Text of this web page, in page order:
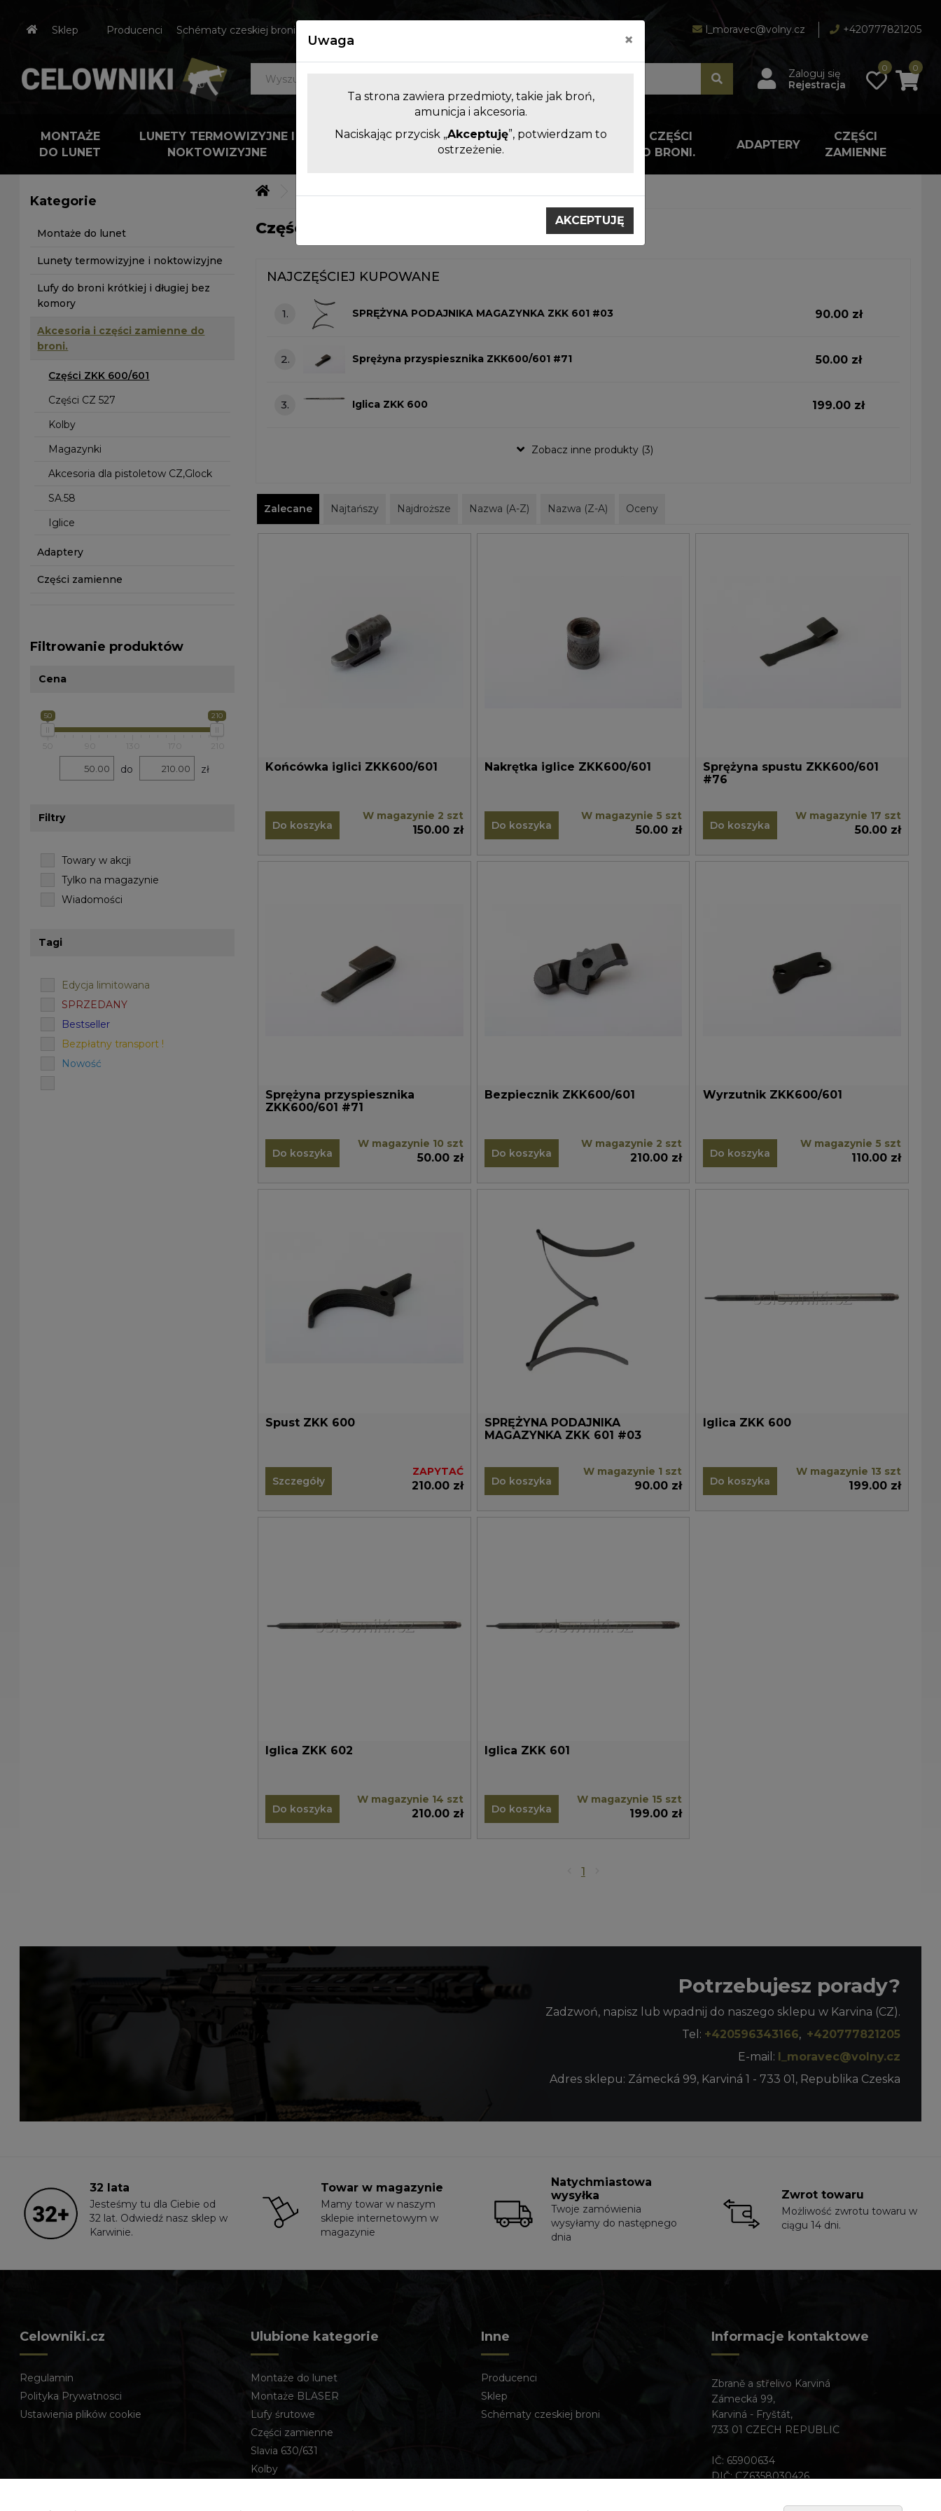
Sklep Producenci Schématy czeskiej broni l_moravec@volny.cz +420777821205
Zaloguj się
Rejestracja
0 0
MONTAŻE
DO LUNET
LUNETY TERMOWIZYJNE I
NOKTOWIZYJNE
LUFY DO BRONI KRÓTKIEJ I
DŁUGIEJ BEZ KOMORY
AKCESORIA I CZĘŚCI
ZAMIENNE DO BRONI.
ADAPTERY
CZĘŚCI
ZAMIENNE
Kategorie
Montaże do lunet
Lunety termowizyjne i noktowizyjne
Lufy do broni krótkiej i długiej bez
komory
Akcesoria i części zamienne do
broni.
Części ZKK 600/601
Części CZ 527
Kolby
Magazynki
Akcesoria dla pistoletow CZ,Glock
SA.58
Iglice
Adaptery
Części zamienne
Filtrowanie produktów
Cena
50 210
50 130 170 210
do zł
Filtry
Towary w akcji
Tylko na magazynie
Wiadomości
Tagi
Edycja limitowana
SPRZEDANY
Bestseller
Bezpłatny transport !
Nowość
Części ZKK 600/601
NAJCZĘŚCIEJ KUPOWANE
1. SPRĘŻYNA PODAJNIKA MAGAZYNKA ZKK 601 #03 90.00 zł
2. Sprężyna przyspiesznika ZKK600/601 #71 50.00 zł
3. Iglica ZKK 600 199.00 zł
Zobacz inne produkty (3)
Zalecane Najtańszy Najdroższe Nazwa (A-Z) Nazwa (Z-A) Oceny
Końcówka iglici ZKK600/601
Do koszyka
W magazynie 2 szt
150.00 zł
Nakrętka iglice ZKK600/601
Do koszyka
W magazynie 5 szt
50.00 zł
Sprężyna spustu ZKK600/601
#76
Do koszyka
W magazynie 17 szt
50.00 zł
Sprężyna przyspiesznika
ZKK600/601 #71
Do koszyka
W magazynie 10 szt
50.00 zł
Bezpiecznik ZKK600/601
Do koszyka
W magazynie 2 szt
210.00 zł
Wyrzutnik ZKK600/601
Do koszyka
W magazynie 5 szt
110.00 zł
Spust ZKK 600
Szczegóły
ZAPYTAĆ
210.00 zł
SPRĘŻYNA PODAJNIKA
MAGAZYNKA ZKK 601 #03
Do koszyka
W magazynie 1 szt
90.00 zł
Iglica ZKK 600
Do koszyka
W magazynie 13 szt
199.00 zł
Iglica ZKK 602
Do koszyka
W magazynie 14 szt
210.00 zł
Iglica ZKK 601
Do koszyka
W magazynie 15 szt
199.00 zł
1
Potrzebujesz porady?
Zadzwoń, napisz lub wpadnij do naszego sklepu w Karvina (CZ).
Tel: +420596343166, +420777821205
E-mail: l_moravec@volny.cz
Adres sklepu: Zámecká 99, Karviná 1 - 733 01, Republika Czeska
32 lata
Jesteśmy tu dla Ciebie od
32 lat. Odwiedź nasz sklep w
Karwinie.
Towar w magazynie
Mamy towar w naszym
sklepie internetowym w
magazynie
Natychmiastowa
wysyłka
Twoje zamówienia
wysyłamy do następnego
dnia
Zwrot towaru
Możliwość zwrotu towaru w
ciągu 14 dni.
Celowniki.cz
Regulamin
Polityka Prywatnosci
Ustawienia plików cookie
Ulubione kategorie
Montaże do lunet
Montaże BLASER
Lufy śrutowe
Części zamienne
Slavia 630/631
Kolby
Inne
Producenci
Sklep
Schématy czeskiej broni
Informacje kontaktowe
Zbraně a střelivo Karviná
Zámecká 99,
Karviná - Fryštát,
733 01 CZECH REPUBLIC
IČ: 65900634
DIČ: CZ6358030426
Uwaga ×
Ta strona zawiera przedmioty, takie jak broń,
amunicja i akcesoria.
Naciskając przycisk „Akceptuję”, potwierdzam to
ostrzeżenie.
AKCEPTUJĘ